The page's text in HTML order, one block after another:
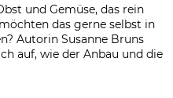
und Gemüse, das rein
das gerne selbst in
Autorin Susanne Bruns
auf, wie der Anbau und die